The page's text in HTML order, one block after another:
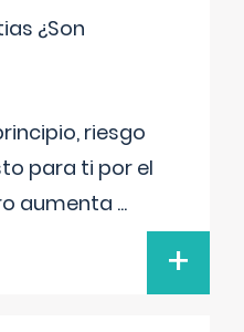
¿Son
riesgo
para ti por el
aumenta ...
+